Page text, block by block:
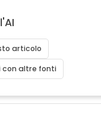
articolo
con altre fonti